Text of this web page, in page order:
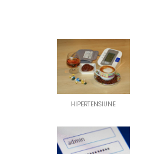
HIPERTENSIUNE